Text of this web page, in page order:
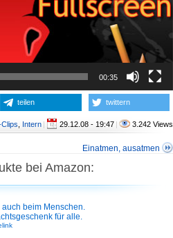
00:35
teilen twittern
Intern | 29.12.08 - 19:47 | 3.242 Views
Einatmen, ausatmen
bei Amazon:
beim Menschen.
für alle.